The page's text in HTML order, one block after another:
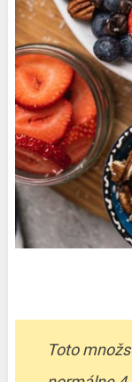
Toto